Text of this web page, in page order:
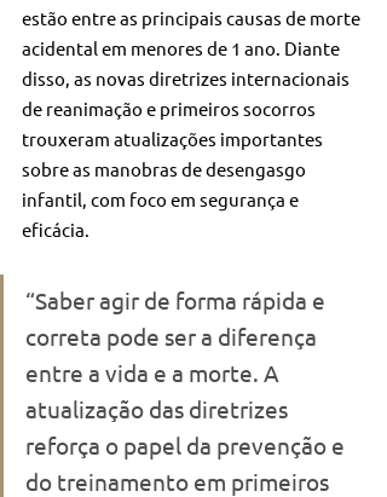
estão entre as principais causas de morte
acidental em menores de 1 ano. Diante
disso, as novas diretrizes internacionais
de reanimação e primeiros socorros
trouxeram atualizações importantes
sobre as manobras de desengasgo
infantil, com foco em segurança e
eficácia.
“Saber agir de forma rápida e
correta pode ser a diferença
entre a vida e a morte. A
atualização das diretrizes
reforça o papel da prevenção e
do treinamento em primeiros